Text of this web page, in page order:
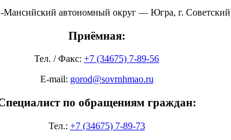
Мансийский автономный округ — Югра, г.
Приёмная:
Тел. / Факс: +7 (34675) 7-89-56
E-mail: gorod@sovrnhmao.ru
по обращениям граждан:
Тел.: +7 (34675) 7-89-73